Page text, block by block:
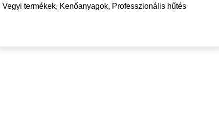
Vegyi termékek, Kenőanyagok, Professzionális hűtés